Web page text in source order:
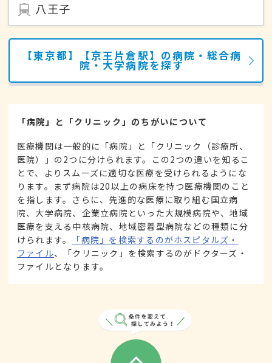
八王子
【東京都】【京王片倉駅】の病院・総合病
院・大学病院を探す
「病院」と「クリニック」のちがいについて
医療機関は一般的に「病院」と「クリニック（診療所、
医院）」の2つに分けられます。この2つの違いを知るこ
とで、よりスムーズに適切な医療を受けられるようにな
ります。まず病院は20以上の病床を持つ医療機関のこと
を指します。さらに、先進的な医療に取り組む国立病
院、大学病院、企業立病院といった大規模病院や、地域
医療を支える中核病院、地域密着型病院などの種類に分
けられます。
「病院」を検索するのがホスピタルズ・
ファイル、「クリニック」を検索するのがドクターズ・
ファイルとなります。